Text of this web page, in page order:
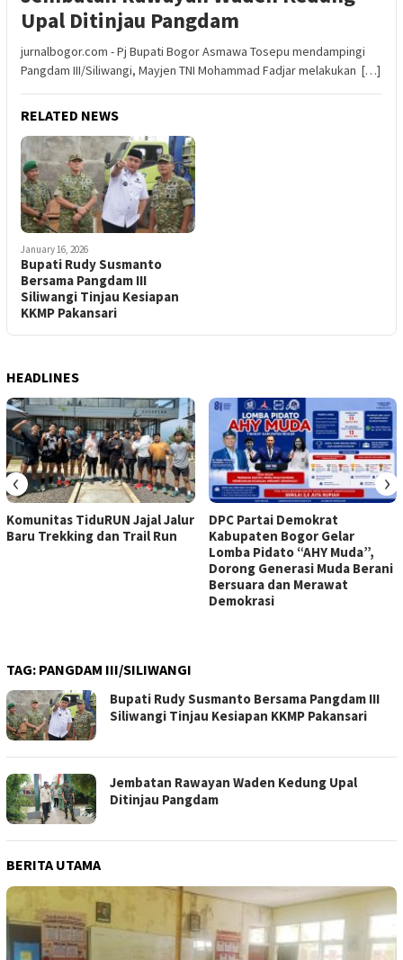
Upal Ditinjau Pangdam
jurnalbogor.com - Pj Bupati Bogor Asmawa Tosepu mendampingi
Pangdam III/Siliwangi, Mayjen TNI Mohammad Fadjar melakukan […]
RELATED NEWS
January 16, 2026
Bupati Rudy Susmanto
Bersama Pangdam III
Siliwangi Tinjau Kesiapan
KKMP Pakansari
HEADLINES
Komunitas TiduRUN Jajal Jalur
Baru Trekking dan Trail Run
DPC Partai Demokrat
Kabupaten Bogor Gelar
Lomba Pidato “AHY Muda”,
Dorong Generasi Muda Berani
Bersuara dan Merawat
Demokrasi
‹ ›
TAG: PANGDAM III/SILIWANGI
Bupati Rudy Susmanto Bersama Pangdam III
Siliwangi Tinjau Kesiapan KKMP Pakansari
Jembatan Rawayan Waden Kedung Upal
Ditinjau Pangdam
BERITA UTAMA